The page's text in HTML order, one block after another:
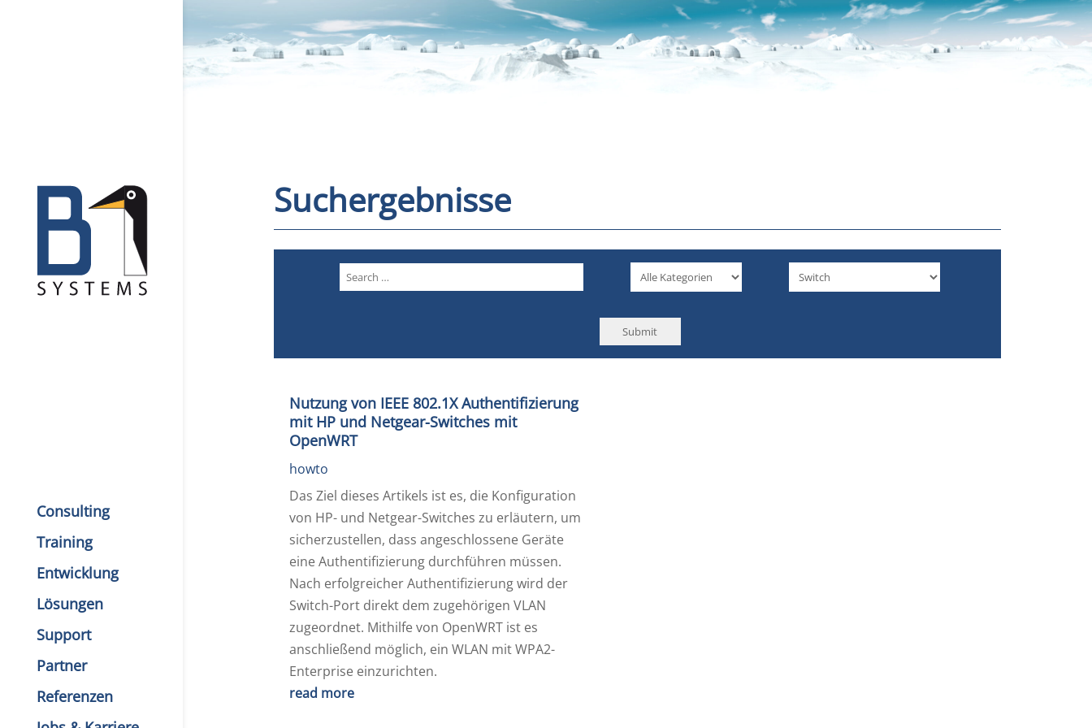
Consulting
Training
Entwicklung
Lösungen
Support
Partner
Referenzen
Suchergebnisse
Nutzung von IEEE 802.1X Authentifizierung
mit HP und Netgear-Switches mit
OpenWRT
howto
Das Ziel dieses Artikels ist es, die Konfiguration
von HP- und Netgear-Switches zu erläutern, um
sicherzustellen, dass angeschlossene Geräte
eine Authentifizierung durchführen müssen.
Nach erfolgreicher Authentifizierung wird der
Switch-Port direkt dem zugehörigen VLAN
zugeordnet. Mithilfe von OpenWRT ist es
anschließend möglich, ein WLAN mit WPA2-
Enterprise einzurichten.
read more